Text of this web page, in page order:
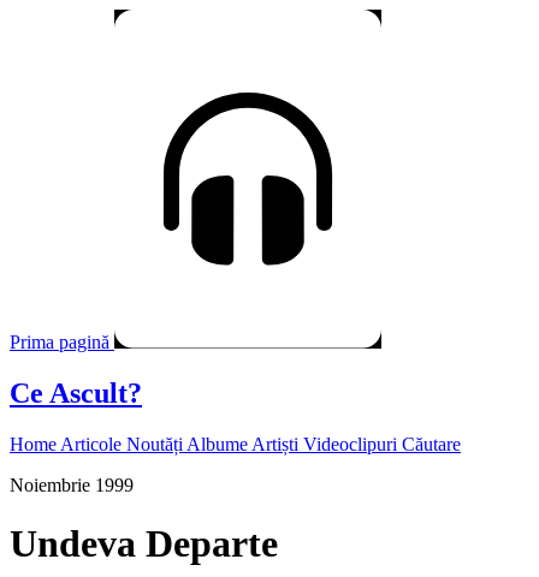
Prima pagină
Ce Ascult?
Home Articole Noutăți Albume Artiști Videoclipuri Căutare
Noiembrie 1999
Undeva Departe